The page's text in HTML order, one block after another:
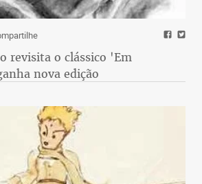
revisita o clássico 'Em
nova edição